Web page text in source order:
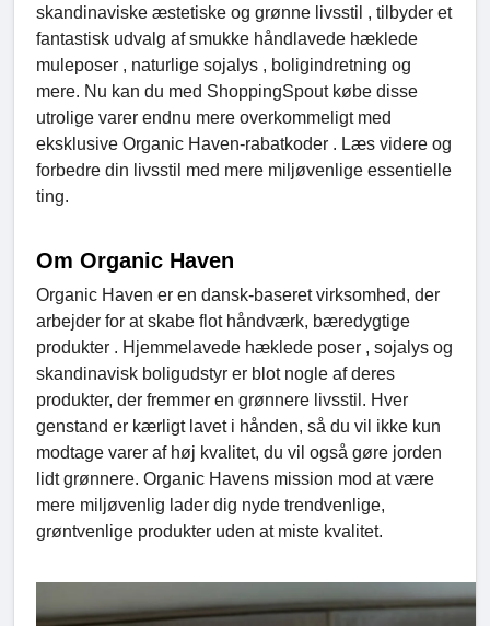
skandinaviske æstetiske og grønne livsstil , tilbyder et
fantastisk udvalg af smukke håndlavede hæklede
muleposer , naturlige sojalys , boligindretning og
mere. Nu kan du med ShoppingSpout købe disse
utrolige varer endnu mere overkommeligt med
eksklusive Organic Haven-rabatkoder . Læs videre og
forbedre din livsstil med mere miljøvenlige essentielle
ting.
Om Organic Haven
Organic Haven er en dansk-baseret virksomhed, der
arbejder for at skabe flot håndværk, bæredygtige
produkter . Hjemmelavede hæklede poser , sojalys og
skandinavisk boligudstyr er blot nogle af deres
produkter, der fremmer en grønnere livsstil. Hver
genstand er kærligt lavet i hånden, så du vil ikke kun
modtage varer af høj kvalitet, du vil også gøre jorden
lidt grønnere. Organic Havens mission mod at være
mere miljøvenlig lader dig nyde trendvenlige,
grøntvenlige produkter uden at miste kvalitet.